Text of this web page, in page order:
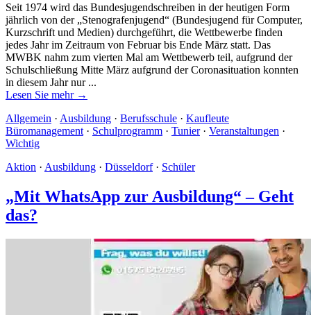
Seit 1974 wird das Bundesjugendschreiben in der heutigen Form
jährlich von der „Stenografenjugend“ (Bundesjugend für Computer,
Kurzschrift und Medien) durchgeführt, die Wettbewerbe finden
jedes Jahr im Zeitraum von Februar bis Ende März statt. Das
MWBK nahm zum vierten Mal am Wettbewerb teil, aufgrund der
Schulschließung Mitte März aufgrund der Coronasituation konnten
in diesem Jahr nur ...
Lesen Sie mehr →
Allgemein · Ausbildung · Berufsschule · Kaufleute
Büromanagement · Schulprogramm · Tunier· Veranstaltungen ·
Wichtig
Aktion · Ausbildung · Düsseldorf· Schüler
„Mit WhatsApp zur Ausbildung“ – Geht
das?